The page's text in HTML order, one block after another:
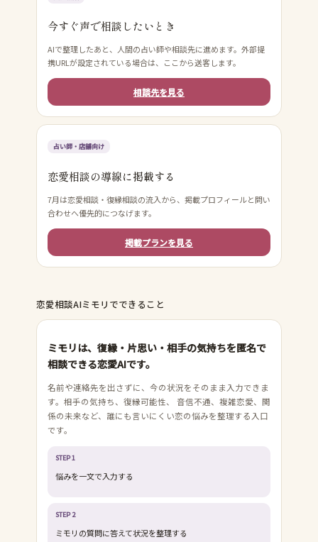
今すぐ声で相談したいとき
AIで整理したあと、人間の占い師や相談先に進めます。外部提
携URLが設定されている場合は、ここから送客します。
相談先を見る
占い師・店舗向け
恋愛相談の導線に掲載する
7月は恋愛相談・復縁相談の流入から、掲載プロフィールと問い
合わせへ優先的につなげます。
掲載プランを見る
恋愛相談AIミモリでできること
ミモリは、復縁・片思い・相手の気持ちを匿名で
相談できる恋愛AIです。
名前や連絡先を出さずに、今の状況をそのまま入力できま
す。相手の気持ち、復縁可能性、 音信不通、複雑恋愛、関
係の未来など、誰にも言いにくい恋の悩みを整理する入口
です。
STEP1
悩みを一文で入力する
STEP2
ミモリの質問に答えて状況を整理する